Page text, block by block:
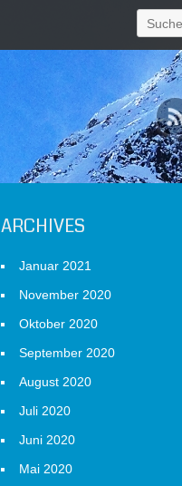
Suchen
nach:
ARCHIVES
Januar 2021
November 2020
Oktober 2020
September 2020
August 2020
Juli 2020
Juni 2020
Mai 2020